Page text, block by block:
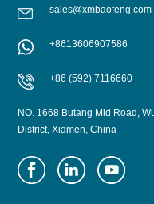
sales@xmbaofeng.com
+8613606907586
+86 (592) 7116660
NO. 1668 Butang Mid Road,
District, Xiamen, China